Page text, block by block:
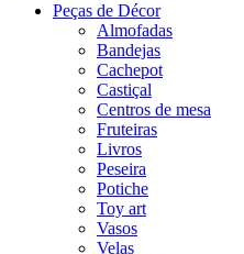
Peças de Décor
Almofadas
Bandejas
Cachepot
Castiçal
Centros de mesa
Fruteiras
Livros
Peseira
Potiche
Toy art
Vasos
Velas